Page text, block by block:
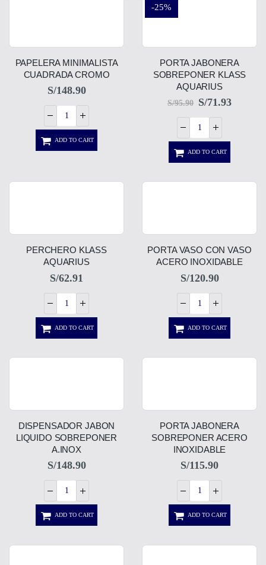
PAPELERA MINIMALISTA
CUADRADA CROMO
S/148.90
ADD TO CART
-25%
PORTA JABONERA
SOBREPONER KLASS
AQUARIUS
S/95.90 S/71.93
ADD TO CART
PERCHERO KLASS
AQUARIUS
S/62.91
ADD TO CART
PORTA VASO CON VASO
ACERO INOXIDABLE
S/120.90
ADD TO CART
DISPENSADOR JABON
LIQUIDO SOBREPONER
A.INOX
S/148.90
ADD TO CART
PORTA JABONERA
SOBREPONER ACERO
INOXIDABLE
S/115.90
ADD TO CART